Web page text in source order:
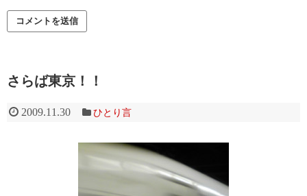
さらば東京！！
2009.11.30 ひとり言